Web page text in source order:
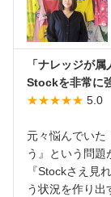
「ナレッジが
Stockを非常に
★★★★★ 5.0
元々悩んでいた
う』という問題
『Stockさえ見
う状況を作り出